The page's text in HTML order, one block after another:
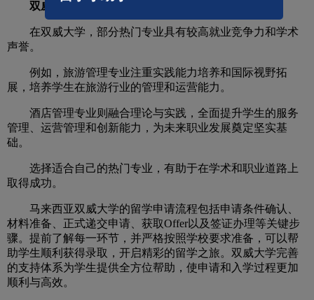
双威大学热门专业推荐
在双威大学，部分热门专业具有较高就业竞争力和学术
声誉。
例如，旅游管理专业注重实践能力培养和国际视野拓
展，培养学生在旅游行业的管理和运营能力。
酒店管理专业则融合理论与实践，全面提升学生的服务
管理、运营管理和创新能力，为未来职业发展奠定坚实基
础。
选择适合自己的热门专业，有助于在学术和职业道路上
取得成功。
马来西亚双威大学的留学申请流程包括申请条件确认、
材料准备、正式递交申请、获取Offer以及签证办理等关键步
骤。提前了解每一环节，并严格按照学校要求准备，可以帮
助学生顺利获得录取，开启精彩的留学之旅。双威大学完善
的支持体系为学生提供全方位帮助，使申请和入学过程更加
顺利与高效。